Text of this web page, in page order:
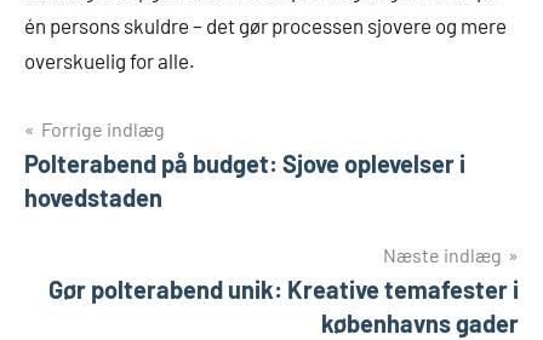
én persons skuldre – det gør processen sjovere og mere
overskuelig for alle.
Indlægsnavigation
Forrige indlæg
Polterabend på budget: Sjove oplevelser i
hovedstaden
Næste indlæg
Gør polterabend unik: Kreative temafester i
københavns gader